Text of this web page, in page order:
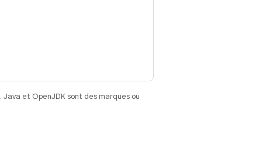
. Java et OpenJDK sont des marques ou